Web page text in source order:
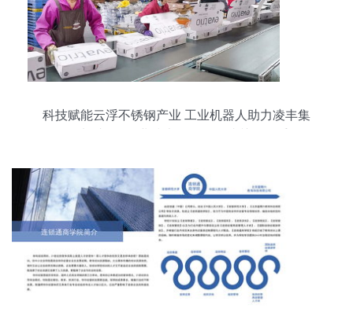
科技赋能云浮不锈钢产业 工业机器人助力凌丰集